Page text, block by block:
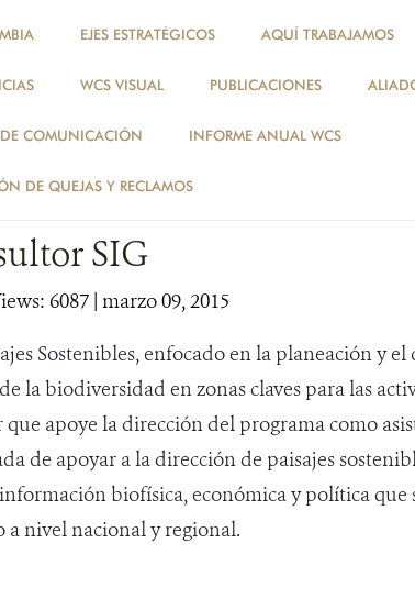
EJES ESTRATÉGICOS AQUÍ TRABAJAMOS
WCS VISUAL PUBLICACIONES
COMUNICACIÓN INFORME ANUAL WCS
DE QUEJAS Y RECLAMOS
NOTICIAS
SIG
6087| marzo 09, 2015
Sostenibles, enfocado en la planeación y el
la biodiversidad en zonas claves para las
apoye la dirección del programa como
de apoyar a la dirección de paisajes
biofísica, económica y política que
a nivel nacional y regional.